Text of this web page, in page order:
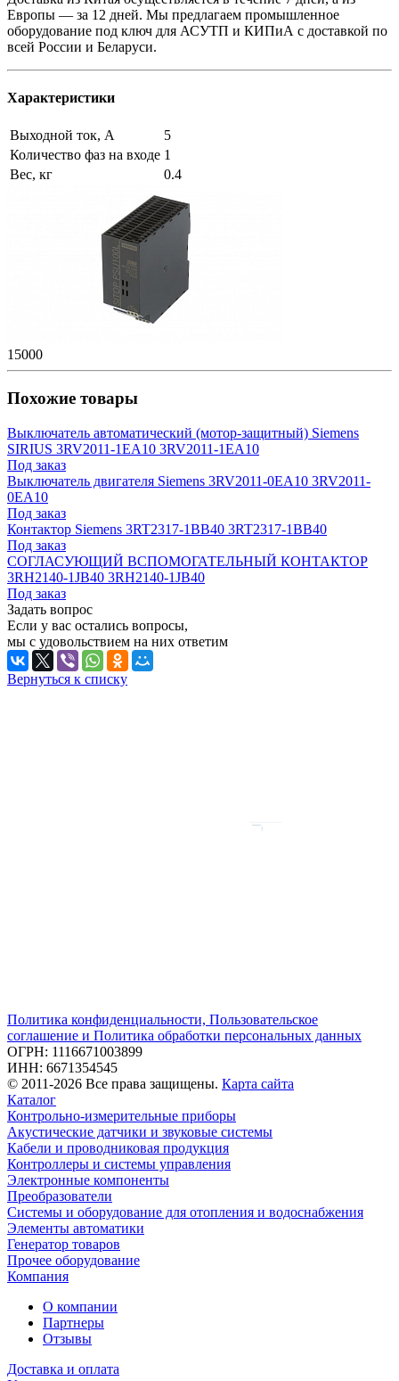
Европы — за 12 дней. Мы предлагаем промышленное
оборудование под ключ для АСУТП и КИПиА с доставкой по
всей России и Беларуси.
Характеристики
Выходной ток, А
5
Количество фаз на входе 1
Вес, кг
0.4
15000
Похожие товары
Выключатель автоматический (мотор-защитный) Siemens
SIRIUS 3RV2011-1EA10 3RV2011-1EA10
Под заказ
Выключатель двигателя Siemens 3RV2011-0EA10 3RV2011-
0EA10
Под заказ
Контактор Siemens 3RT2317-1BB40 3RT2317-1BB40
Под заказ
СОГЛАСУЮЩИЙ ВСПОМОГАТЕЛЬНЫЙ КОНТАКТОР
3RH2140-1JB40 3RH2140-1JB40
Под заказ
Задать вопрос
Если у вас остались вопросы,
мы с удовольствием на них ответим
Вернуться к списку
Политика конфиденциальности, Пользовательское
соглашение и Политика обработки персональных данных
ОГРН: 1116671003899
ИНН: 6671354545
© 2011-2026 Все права защищены. Карта сайта
Каталог
Контрольно-измерительные приборы
Акустические датчики и звуковые системы
Кабели и проводниковая продукция
Контроллеры и системы управления
Электронные компоненты
Преобразователи
Системы и оборудование для отопления и водоснабжения
Элементы автоматики
Генератор товаров
Прочее оборудование
Компания
О компании
Партнеры
Отзывы
Доставка и оплата